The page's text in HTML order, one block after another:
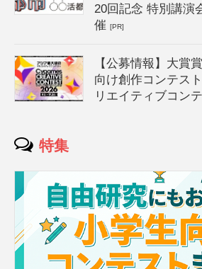
20回記念 特別講演
催[PR]
【公募情報】大賞
向け創作コンテス
リエイティブコン
特集